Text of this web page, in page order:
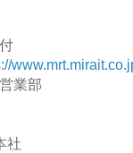
業部
社